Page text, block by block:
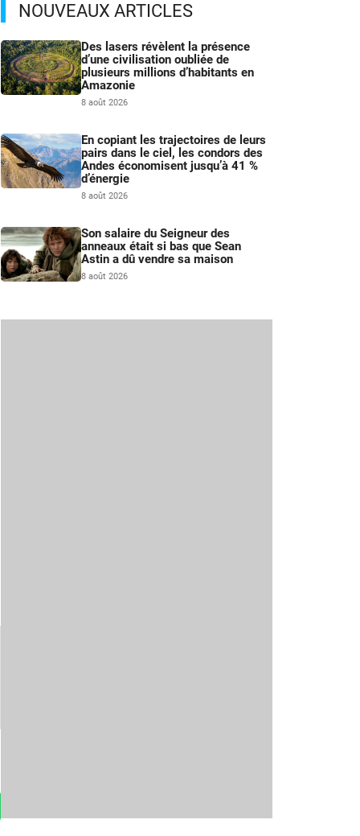
NOUVEAUX ARTICLES
Des lasers révèlent la présence
d’une civilisation oubliée de
plusieurs millions d’habitants en
Amazonie
8 août 2026
En copiant les trajectoires de leurs
pairs dans le ciel, les condors des
Andes économisent jusqu’à 41 %
d’énergie
8 août 2026
Son salaire du Seigneur des
anneaux était si bas que Sean
Astin a dû vendre sa maison
8 août 2026